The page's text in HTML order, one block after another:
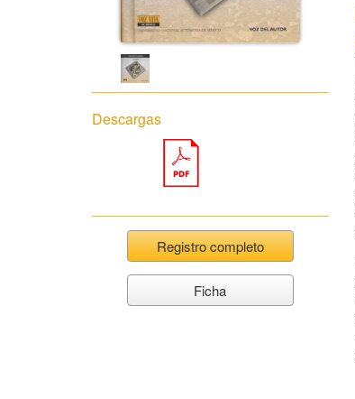
Descargas
Registro completo
Ficha